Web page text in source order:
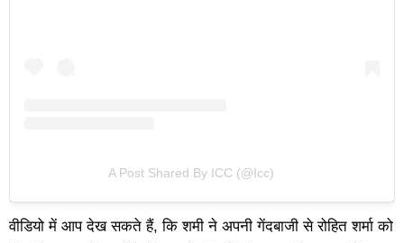
A Post Shared By ICC (@icc)
वीडियो में आप देख सकते हैं, कि शमी ने अपनी गेंदबाजी से रोहित शर्मा को